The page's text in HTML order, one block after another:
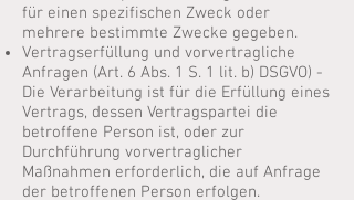
für einen spezifischen Zweck oder
mehrere bestimmte Zwecke gegeben.
Vertragserfüllung und vorvertragliche
Anfragen (Art. 6 Abs. 1 S. 1 lit. b) DSGVO) -
Die Verarbeitung ist für die Erfüllung eines
Vertrags, dessen Vertragspartei die
betroffene Person ist, oder zur
Durchführung vorvertraglicher
Maßnahmen erforderlich, die auf Anfrage
der betroffenen Person erfolgen.